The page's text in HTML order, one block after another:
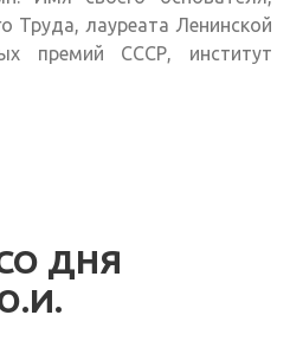
Труда, лауреата Ленинской
премий СССР, институт
ДНЯ